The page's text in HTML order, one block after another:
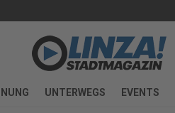
UNTERWEGS EVENTS